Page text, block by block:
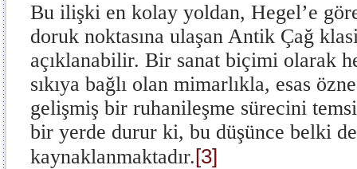
Bu ilişki en kolay yoldan, Hegel’e
doruk noktasına ulaşan Antik Çağ
açıklanabilir. Bir sanat biçimi olarak
sıkıya bağlı olan mimarlıkla, esas
gelişmiş bir ruhanileşme sürecini
bir yerde durur ki, bu düşünce belki
kaynaklanmaktadır.[3]